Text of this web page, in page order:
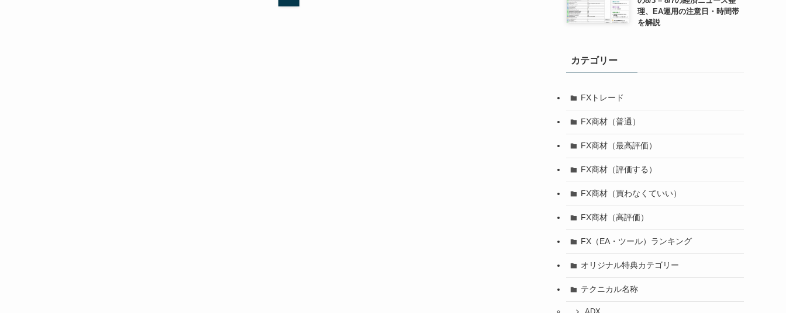
理、EA運用の注意日・時間帯
を解説
カテゴリー
FXトレード
FX商材（普通）
FX商材（最高評価）
FX商材（評価する）
FX商材（買わなくていい）
FX商材（高評価）
FX（EA・ツール）ランキング
オリジナル特典カテゴリー
テクニカル名称